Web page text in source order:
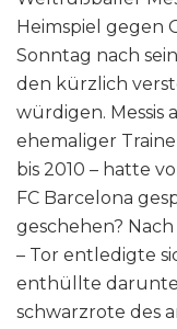
Heimspiel gegen
Sonntag nach
den kürzlich
würdigen. Messis
ehemaliger
bis 2010 – hatte
FC Barcelona
geschehen?
– Tor entledigte
enthüllte
schwarzrote des